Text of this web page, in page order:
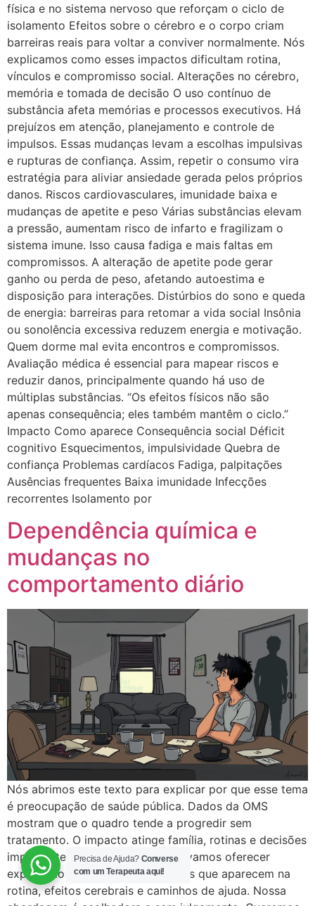
física e no sistema nervoso que reforçam o ciclo de
isolamento Efeitos sobre o cérebro e o corpo criam
barreiras reais para voltar a conviver normalmente. Nós
explicamos como esses impactos dificultam rotina,
vínculos e compromisso social. Alterações no cérebro,
memória e tomada de decisão O uso contínuo de
substância afeta memórias e processos executivos. Há
prejuízos em atenção, planejamento e controle de
impulsos. Essas mudanças levam a escolhas impulsivas
e rupturas de confiança. Assim, repetir o consumo vira
estratégia para aliviar ansiedade gerada pelos próprios
danos. Riscos cardiovasculares, imunidade baixa e
mudanças de apetite e peso Várias substâncias elevam
a pressão, aumentam risco de infarto e fragilizam o
sistema imune. Isso causa fadiga e mais faltas em
compromissos. A alteração de apetite pode gerar
ganho ou perda de peso, afetando autoestima e
disposição para interações. Distúrbios do sono e queda
de energia: barreiras para retomar a vida social Insônia
ou sonolência excessiva reduzem energia e motivação.
Quem dorme mal evita encontros e compromissos.
Avaliação médica é essencial para mapear riscos e
reduzir danos, principalmente quando há uso de
múltiplas substâncias. “Os efeitos físicos não são
apenas consequência; eles também mantêm o ciclo.”
Impacto Como aparece Consequência social Déficit
cognitivo Esquecimentos, impulsividade Quebra de
confiança Problemas cardíacos Fadiga, palpitações
Ausências frequentes Baixa imunidade Infecções
recorrentes Isolamento por
Dependência química e
mudanças no
comportamento diário
Nós abrimos este texto para explicar por que esse tema
é preocupação de saúde pública. Dados da OMS
mostram que o quadro tende a progredir sem
tratamento. O impacto atinge família, rotinas e decisões
importantes. Ao longo do artigo, vamos oferecer
explicação técnica acessível, sinais que aparecem na
rotina, efeitos cerebrais e caminhos de ajuda. Nossa
Precisa de Ajuda? Converse
com um Terapeuta aqui!